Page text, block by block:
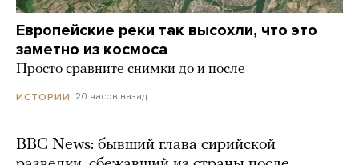
Европейские реки так высохли, что это
заметно из космоса
Просто сравните снимки до и после
ИСТОРИИ 20 часов назад
BBC News: бывший глава сирийской